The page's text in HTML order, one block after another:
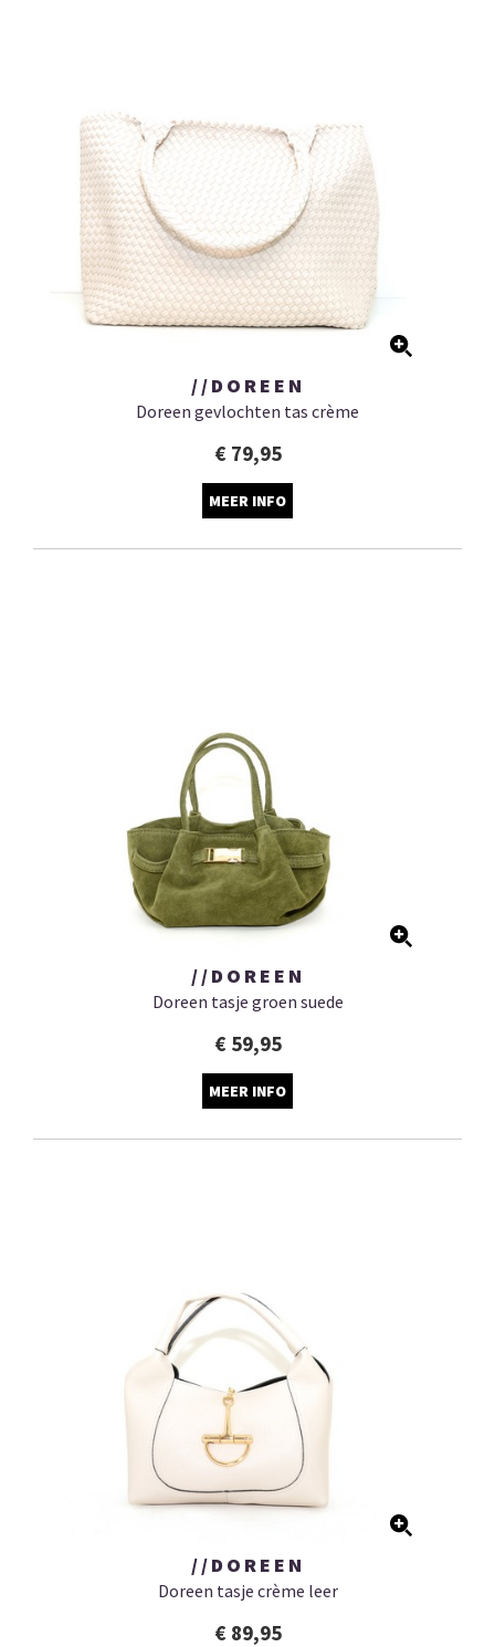
//DOREEN
Doreen gevlochten tas crème
€ 79,95
MEER INFO
//DOREEN
Doreen tasje groen suede
€ 59,95
MEER INFO
//DOREEN
Doreen tasje crème leer
€ 89,95